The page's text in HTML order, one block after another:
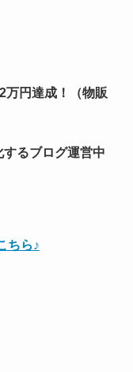
円達成！（物販
るブログ運営中
ちら♪